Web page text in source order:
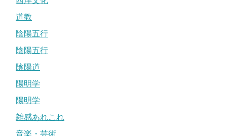
道教
陰陽五行
陰陽五行
陰陽道
陽明学
陽明学
雑感あれこれ
音楽・芸術